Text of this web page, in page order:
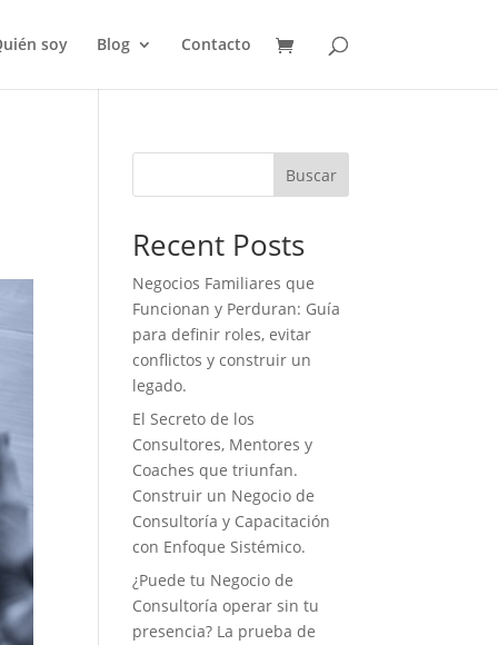
soy Blog Contacto
Buscar
Recent Posts
Negocios Familiares que
Funcionan y Perduran: Guía
para definir roles, evitar
conflictos y construir un
legado.
El Secreto de los
Consultores, Mentores y
Coaches que triunfan.
Construir un Negocio de
Consultoría y Capacitación
con Enfoque Sistémico.
¿Puede tu Negocio de
Consultoría operar sin tu
presencia? La prueba de